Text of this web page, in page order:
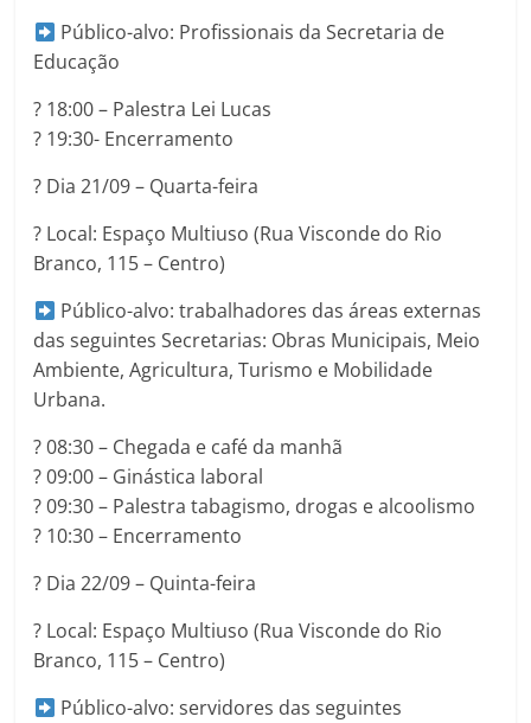
Público-alvo: Profissionais da Secretaria de
Educação
? 18:00 – Palestra Lei Lucas
? 19:30- Encerramento
?️ Dia 21/09 – Quarta-feira
? Local: Espaço Multiuso (Rua Visconde do Rio
Branco, 115 – Centro)
Público-alvo: trabalhadores das áreas externas
das seguintes Secretarias: Obras Municipais, Meio
Ambiente, Agricultura, Turismo e Mobilidade
Urbana.
? 08:30 – Chegada e café da manhã
? 09:00 – Ginástica laboral
? 09:30 – Palestra tabagismo, drogas e alcoolismo
? 10:30 – Encerramento
?️ Dia 22/09 – Quinta-feira
? Local: Espaço Multiuso (Rua Visconde do Rio
Branco, 115 – Centro)
Público-alvo: servidores das seguintes